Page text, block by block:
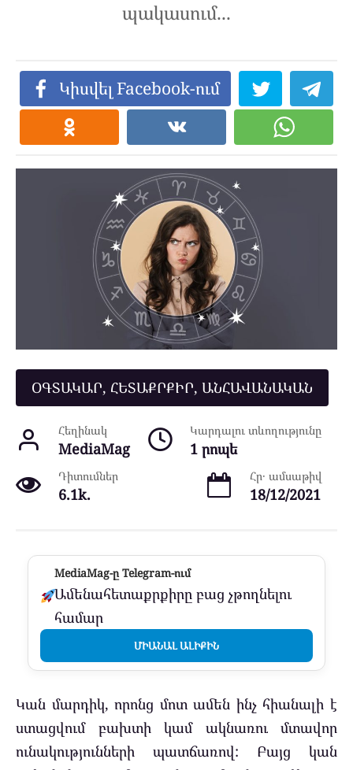
պակասում...
Կիսվել Facebook-ում
ՕԳՏԱԿԱՐ, ՀԵՏԱՔՐՔԻՐ, ԱՆՀԱՎԱՆԱԿԱՆ
Հեղինակ
MediaMag
Կարդալու տևողությունը
1 րոպե
Դիտումներ
6.1k.
Հր․ ամսաթիվ
18/12/2021
MediaMag-ը Telegram-ում
Ամենահետաքրքիրը բաց չթողնելու
համար
ՄԻԱՆԱԼ ԱԼԻՔԻՆ
Կան մարդիկ, որոնց մոտ ամեն ինչ հիանալի է
ստացվում բախտի կամ ակնառու մտավոր
ունակությունների պատճառով: Բայց կան